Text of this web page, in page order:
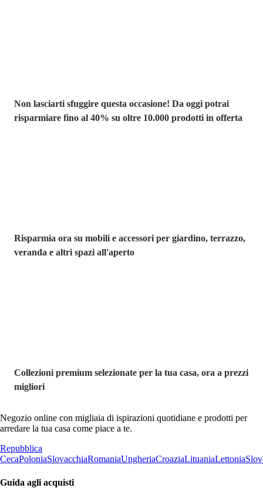
Non lasciarti sfuggire questa occasione! Da oggi potrai
risparmiare fino al 40% su oltre 10.000 prodotti in offerta
Risparmia ora su mobili e accessori per giardino, terrazzo,
veranda e altri spazi all'aperto
Collezioni premium selezionate per la tua casa, ora a prezzi
migliori
Negozio online con migliaia di ispirazioni quotidiane e prodotti per
arredare la tua casa come piace a te.
Repubblica
CecaPoloniaSlovacchiaRomaniaUngheriaCroaziaLituaniaLettonia
Guida agli acquisti